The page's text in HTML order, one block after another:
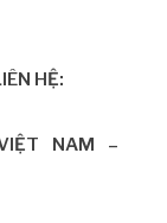
HỆ:
NAM –